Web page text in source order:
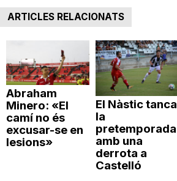
ARTICLES RELACIONATS
Abraham
Minero: «El
camí no és
excusar-se en
lesions»
El Nàstic tanca
la
pretemporada
amb una
derrota a
Castelló